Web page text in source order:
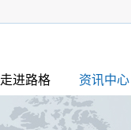
走进路格 资讯中心